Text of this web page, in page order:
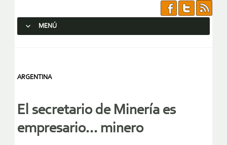
MENÚ
ARGENTINA
El secretario de Minería es
empresario… minero